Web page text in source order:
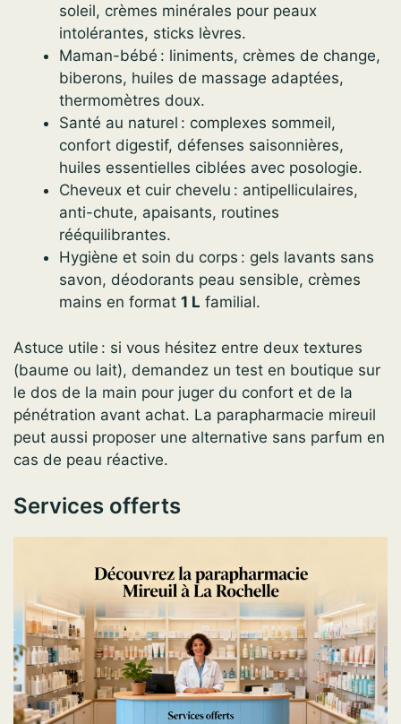
soleil, crèmes minérales pour peaux
intolérantes, sticks lèvres.
Maman-bébé : liniments, crèmes de change,
biberons, huiles de massage adaptées,
thermomètres doux.
Santé au naturel : complexes sommeil,
confort digestif, défenses saisonnières,
huiles essentielles ciblées avec posologie.
Cheveux et cuir chevelu : antipelliculaires,
anti-chute, apaisants, routines
rééquilibrantes.
Hygiène et soin du corps : gels lavants sans
savon, déodorants peau sensible, crèmes
mains en format 1 L familial.
Astuce utile : si vous hésitez entre deux textures
(baume ou lait), demandez un test en boutique sur
le dos de la main pour juger du confort et de la
pénétration avant achat. La parapharmacie mireuil
peut aussi proposer une alternative sans parfum en
cas de peau réactive.
Services offerts